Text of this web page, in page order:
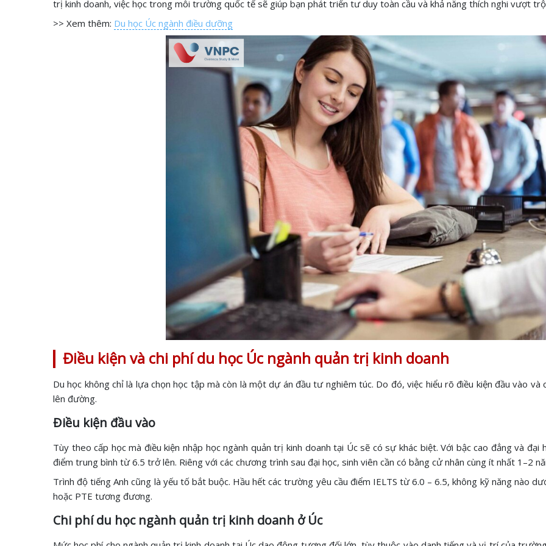
trị kinh doanh, việc học trong môi trường quốc tế sẽ giúp bạn phát triển tư duy toàn cầu và khả năng thích nghi vượt
>> Xem thêm: Du học Úc ngành điều dưỡng
Điều kiện và chi phí du học Úc ngành quản trị kinh doanh
Du học không chỉ là lựa chọn học tập mà còn là một dự án đầu tư nghiêm túc. Do đó, việc hiểu rõ điều kiện đầu vào
lên đường.
Điều kiện đầu vào
Tùy theo cấp học mà điều kiện nhập học ngành quản trị kinh doanh tại Úc sẽ có sự khác biệt. Với bậc cao đẳng và
điểm trung bình từ 6.5 trở lên. Riêng với các chương trình sau đại học, sinh viên cần có bằng cử nhân cùng ít nhất 1–2
Trình độ tiếng Anh cũng là yếu tố bắt buộc. Hầu hết các trường yêu cầu điểm IELTS từ 6.0 – 6.5, không kỹ năng nào
hoặc PTE tương đương.
Chi phí du học ngành quản trị kinh doanh ở Úc